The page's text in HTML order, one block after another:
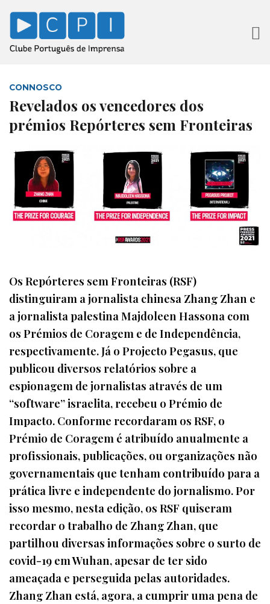
CONNOSCO
Revelados os vencedores dos
prémios Repórteres sem Fronteiras
Os Repórteres sem Fronteiras (RSF)
distinguiram a jornalista chinesa Zhang Zhan e
a jornalista palestina Majdoleen Hassona com
os Prémios de Coragem e de Independência,
respectivamente. Já o Projecto Pegasus, que
publicou diversos relatórios sobre a
espionagem de jornalistas através de um
“software” israelita, recebeu o Prémio de
Impacto. Conforme recordaram os RSF, o
Prémio de Coragem é atribuído anualmente a
profissionais, publicações, ou organizações não
governamentais que tenham contribuído para a
prática livre e independente do jornalismo. Por
isso mesmo, nesta edição, os RSF quiseram
recordar o trabalho de Zhang Zhan, que
partilhou diversas informações sobre o surto de
covid-19 em Wuhan, apesar de ter sido
ameaçada e perseguida pelas autoridades.
Zhang Zhan está, agora, a cumprir uma pena de